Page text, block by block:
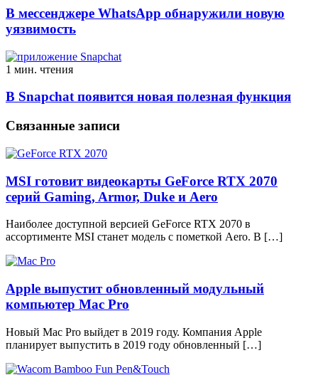
В мессенджере WhatsApp обнаружили новую
уязвимость
1 мин. чтения
В Snapchat появится новая полезная функция
Связанные записи
MSI готовит видеокарты GeForce RTX 2070
серий Gaming, Armor, Duke и Aero
Наиболее доступной версией GeForce RTX 2070 в
ассортименте MSI станет модель с пометкой Aero. В […]
Apple выпустит обновленный модульный
компьютер Mac Pro
Новый Mac Pro выйдет в 2019 году. Компания Apple
планирует выпустить в 2019 году обновленный […]